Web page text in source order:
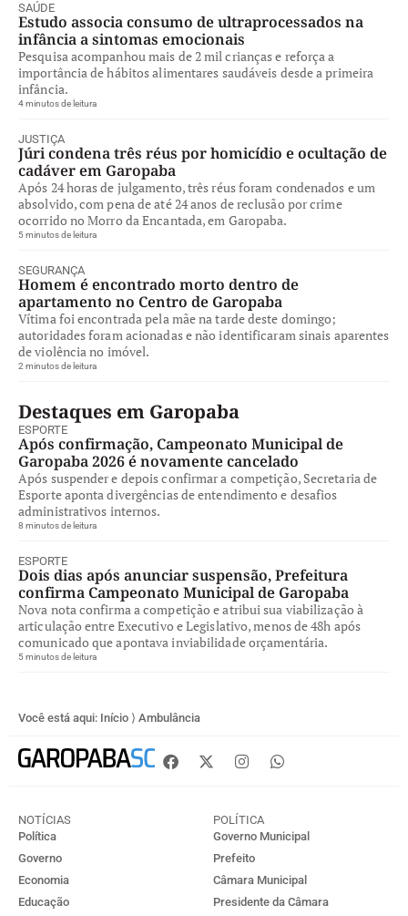
SAÚDE
Estudo associa consumo de ultraprocessados na
infância a sintomas emocionais
Pesquisa acompanhou mais de 2 mil crianças e reforça a
importância de hábitos alimentares saudáveis desde a primeira
infância.
4 minutos de leitura
JUSTIÇA
Júri condena três réus por homicídio e ocultação de
cadáver em Garopaba
Após 24 horas de julgamento, três réus foram condenados e um
absolvido, com pena de até 24 anos de reclusão por crime
ocorrido no Morro da Encantada, em Garopaba.
5 minutos de leitura
SEGURANÇA
Homem é encontrado morto dentro de
apartamento no Centro de Garopaba
Vítima foi encontrada pela mãe na tarde deste domingo;
autoridades foram acionadas e não identificaram sinais aparentes
de violência no imóvel.
2 minutos de leitura
Destaques em Garopaba
ESPORTE
Após confirmação, Campeonato Municipal de
Garopaba 2026 é novamente cancelado
Após suspender e depois confirmar a competição, Secretaria de
Esporte aponta divergências de entendimento e desafios
administrativos internos.
8 minutos de leitura
ESPORTE
Dois dias após anunciar suspensão, Prefeitura
confirma Campeonato Municipal de Garopaba
Nova nota confirma a competição e atribui sua viabilização à
articulação entre Executivo e Legislativo, menos de 48h após
comunicado que apontava inviabilidade orçamentária.
5 minutos de leitura
Você está aqui: Início ⟩ Ambulância
NOTÍCIAS
Política
Governo
Economia
Educação
POLÍTICA
Governo Municipal
Prefeito
Câmara Municipal
Presidente da Câmara